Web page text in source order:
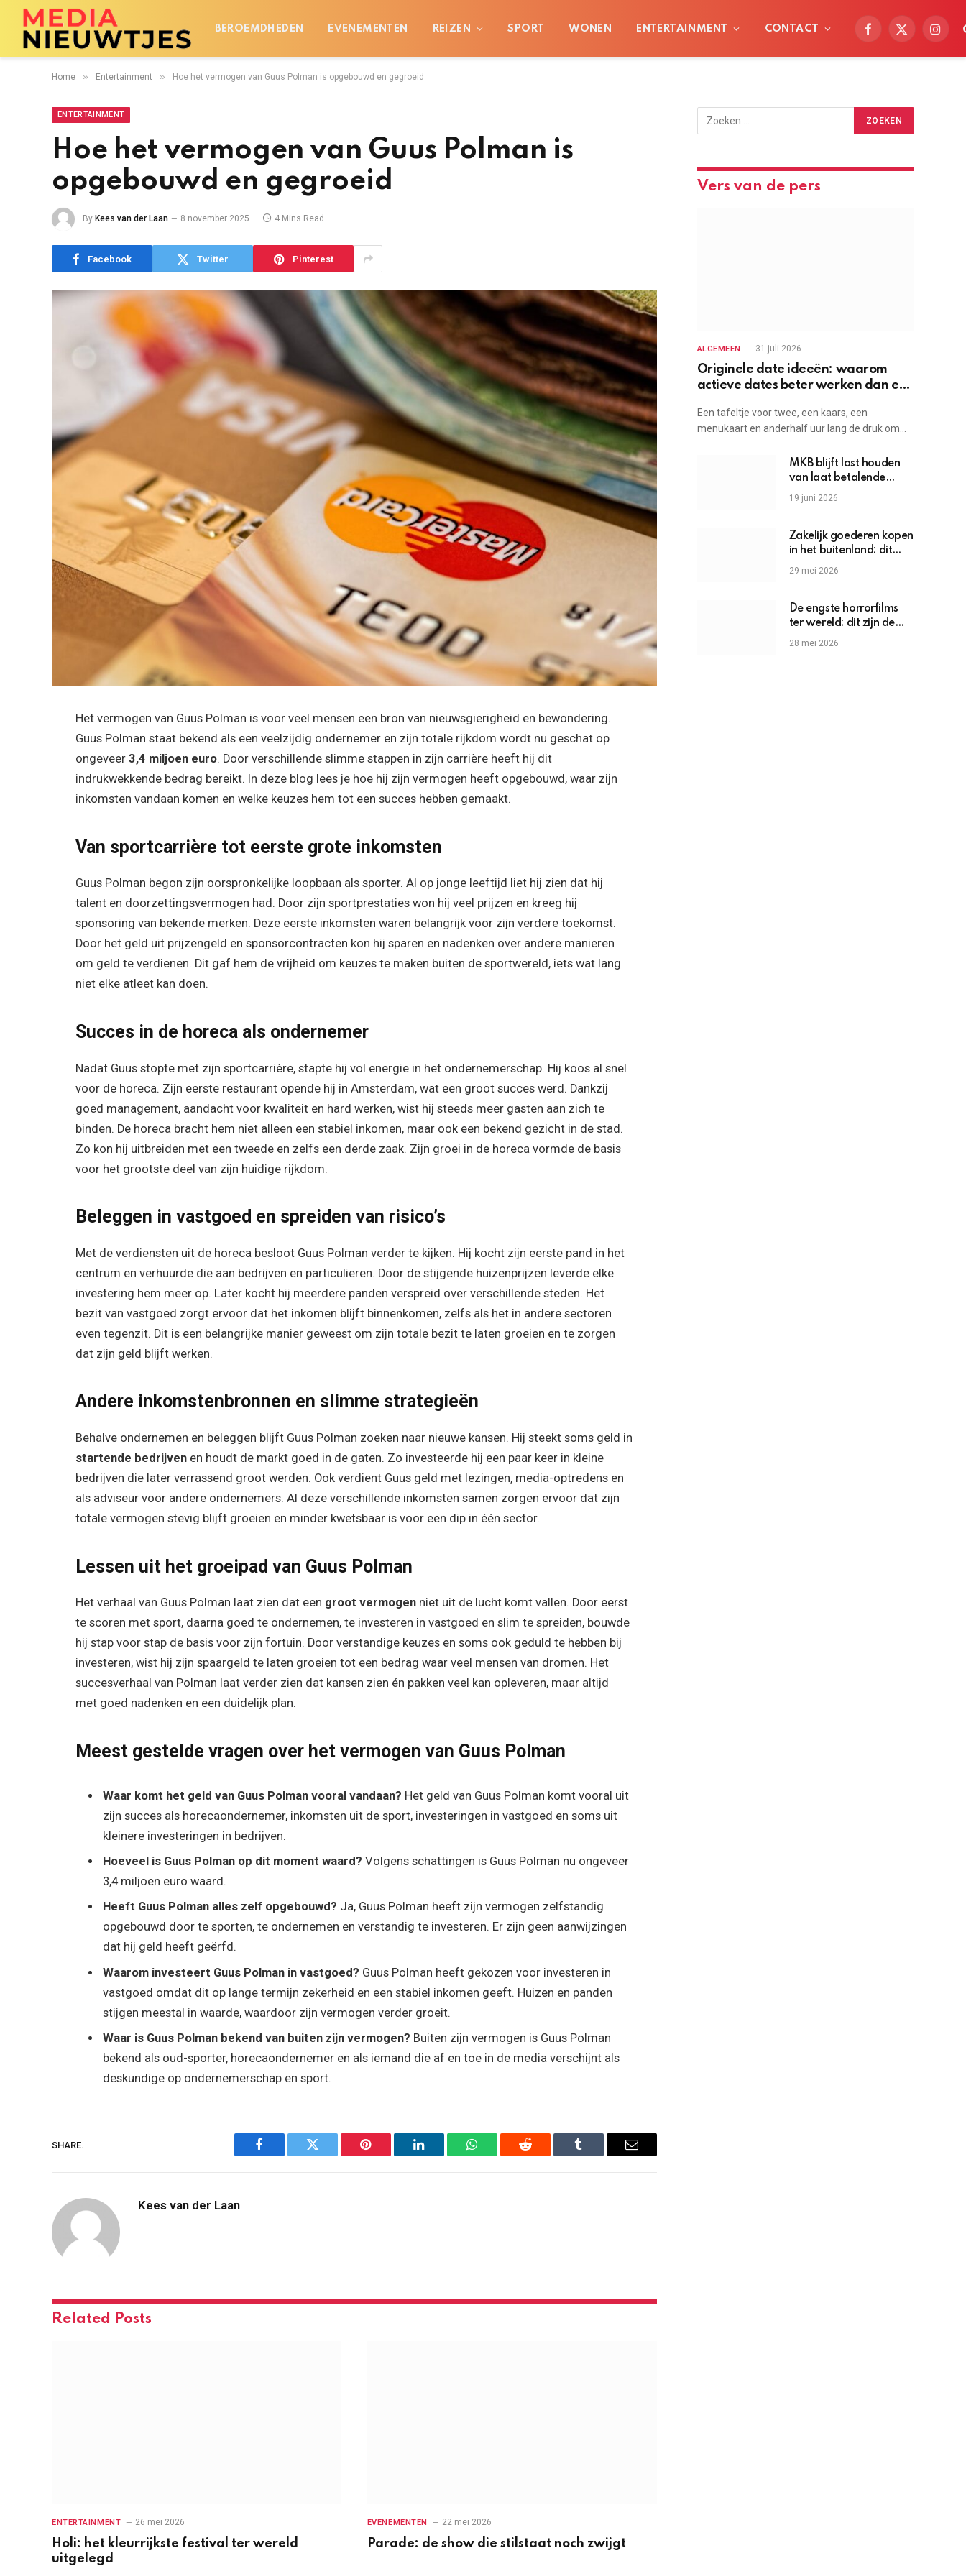
BEROEMDHEDEN EVENEMENTEN REIZEN SPORT WONEN ENTERTAINMENT CONTACT
Facebook
X
Home » Entertainment » Hoe het vermogen van Guus Polman is opgebouwd en gegroeid
ENTERTAINMENT
Hoe het vermogen van Guus Polman is
opgebouwd en gegroeid
By Kees van der Laan 8 november 2025 4 Mins Read
Facebook Twitter Pinterest
Het vermogen van Guus Polman is voor veel mensen een bron van nieuwsgierigheid en bewondering.
Guus Polman staat bekend als een veelzijdig ondernemer en zijn totale rijkdom wordt nu geschat op
ongeveer3,4 miljoen euro. Door verschillende slimme stappen in zijn carrière heeft hij dit
indrukwekkende bedrag bereikt. In deze blog lees je hoe hij zijn vermogen heeft opgebouwd, waar zijn
inkomsten vandaan komen en welke keuzes hem tot een succes hebben gemaakt.
Van sportcarrière tot eerste grote inkomsten
Guus Polman begon zijn oorspronkelijke loopbaan als sporter. Al op jonge leeftijd liet hij zien dat hij
talent en doorzettingsvermogen had. Door zijn sportprestaties won hij veel prijzen en kreeg hij
sponsoring van bekende merken. Deze eerste inkomsten waren belangrijk voor zijn verdere toekomst.
Door het geld uit prijzengeld en sponsorcontracten kon hij sparen en nadenken over andere manieren
om geld te verdienen. Dit gaf hem de vrijheid om keuzes te maken buiten de sportwereld, iets wat lang
niet elke atleet kan doen.
Succes in de horeca als ondernemer
Nadat Guus stopte met zijn sportcarrière, stapte hij vol energie in het ondernemerschap. Hij koos al snel
voor de horeca. Zijn eerste restaurant opende hij in Amsterdam, wat een groot succes werd. Dankzij
goed management, aandacht voor kwaliteit en hard werken, wist hij steeds meer gasten aan zich te
binden. De horeca bracht hem niet alleen een stabiel inkomen, maar ook een bekend gezicht in de stad.
Zo kon hij uitbreiden met een tweede en zelfs een derde zaak. Zijn groei in de horeca vormde de basis
voor het grootste deel van zijn huidige rijkdom.
Beleggen in vastgoed en spreiden van risico’s
Met de verdiensten uit de horeca besloot Guus Polman verder te kijken. Hij kocht zijn eerste pand in het
centrum en verhuurde die aan bedrijven en particulieren. Door de stijgende huizenprijzen leverde elke
investering hem meer op. Later kocht hij meerdere panden verspreid over verschillende steden. Het
bezit van vastgoed zorgt ervoor dat het inkomen blijft binnenkomen, zelfs als het in andere sectoren
even tegenzit. Dit is een belangrijke manier geweest om zijn totale bezit te laten groeien en te zorgen
dat zijn geld blijft werken.
Andere inkomstenbronnen en slimme strategieën
Behalve ondernemen en beleggen blijft Guus Polman zoeken naar nieuwe kansen. Hij steekt soms geld in
startende bedrijven en houdt de markt goed in de gaten. Zo investeerde hij een paar keer in kleine
bedrijven die later verrassend groot werden. Ook verdient Guus geld met lezingen, media-optredens en
als adviseur voor andere ondernemers. Al deze verschillende inkomsten samen zorgen ervoor dat zijn
totale vermogen stevig blijft groeien en minder kwetsbaar is voor een dip in één sector.
Lessen uit het groeipad van Guus Polman
Het verhaal van Guus Polman laat zien dat een groot vermogen niet uit de lucht komt vallen. Door eerst
te scoren met sport, daarna goed te ondernemen, te investeren in vastgoed en slim te spreiden, bouwde
hij stap voor stap de basis voor zijn fortuin. Door verstandige keuzes en soms ook geduld te hebben bij
investeren, wist hij zijn spaargeld te laten groeien tot een bedrag waar veel mensen van dromen. Het
succesverhaal van Polman laat verder zien dat kansen zien én pakken veel kan opleveren, maar altijd
met goed nadenken en een duidelijk plan.
Meest gestelde vragen over het vermogen van Guus Polman
Waar komt het geld van Guus Polman vooral vandaan? Het geld van Guus Polman komt vooral uit
zijn succes als horecaondernemer, inkomsten uit de sport, investeringen in vastgoed en soms uit
kleinere investeringen in bedrijven.
Hoeveel is Guus Polman op dit moment waard? Volgens schattingen is Guus Polman nu ongeveer
3,4 miljoen euro waard.
Heeft Guus Polman alles zelf opgebouwd? Ja, Guus Polman heeft zijn vermogen zelfstandig
opgebouwd door te sporten, te ondernemen en verstandig te investeren. Er zijn geen aanwijzingen
dat hij geld heeft geërfd.
Waarom investeert Guus Polman in vastgoed? Guus Polman heeft gekozen voor investeren in
vastgoed omdat dit op lange termijn zekerheid en een stabiel inkomen geeft. Huizen en panden
stijgen meestal in waarde, waardoor zijn vermogen verder groeit.
Waar is Guus Polman bekend van buiten zijn vermogen? Buiten zijn vermogen is Guus Polman
bekend als oud-sporter, horecaondernemer en als iemand die af en toe in de media verschijnt als
deskundige op ondernemerschap en sport.
SHARE.
Facebook Twitter Pinterest LinkedIn WhatsAppReddit Tumblr Email
Kees van der Laan
Related Posts
ENTERTAINMENT 26 mei 2026
Holi: het kleurrijkste festival ter wereld
uitgelegd
EVENEMENTEN 22 mei 2026
Parade: de show die stilstaat noch zwijgt
Vers van de pers
ALGEMEEN 31 juli 2026
Originele date ideeën: waarom
actieve dates beter werken dan een
Een tafeltje voor twee, een kaars, een
menukaart en anderhalf uur lang de druk om…
MKB blijft last houden
van laat betalende
grote bedrijven
19 juni 2026
Zakelijk goederen kopen
in het buitenland: dit
moet je weten
29 mei 2026
De engste horrorfilms
ter wereld: dit zijn de
griezels die je hartslag
28 mei 2026